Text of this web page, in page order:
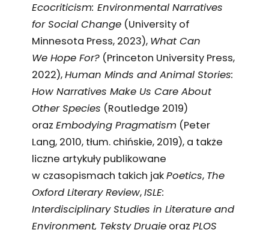
Ecocriticism: Environmental Narratives
for Social Change(University of
Minnesota Press, 2023), What Can
We Hope For?(Princeton University Press,
2022),Human Minds and Animal Stories:
How Narratives Make Us Care About
Other Species (Routledge 2019)
oraz Embodying Pragmatism (Peter
Lang, 2010, tłum. chińskie, 2019), a także
liczne artykuły publikowane
w czasopismach takich jakPoetics, The
Oxford Literary Review,ISLE:
Interdisciplinary Studies in Literature and
Environment, Teksty Drugieoraz PLOS